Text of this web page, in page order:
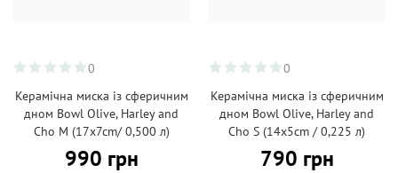
0
Керамічна миска із сферичним
дном Bowl Olive, Harley and
Cho M (17x7cm/ 0,500 л)
990 грн
0
Керамічна миска із сферичним
дном Bowl Olive, Harley and
Cho S (14x5cm / 0,225 л)
790 грн